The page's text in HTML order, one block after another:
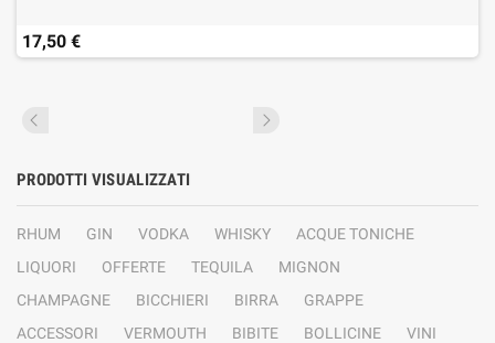
17,50 €
PRODOTTI VISUALIZZATI
RHUM GIN VODKA WHISKY
ACQUE TONICHE
LIQUORI
OFFERTE TEQUILA
MIGNON
CHAMPAGNE
BICCHIERI BIRRA
GRAPPE
ACCESSORI
VERMOUTH BIBITE BOLLICINE
VINI